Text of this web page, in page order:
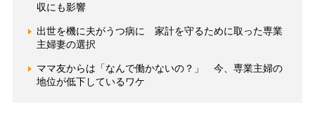
収にも影響
出世を機に夫がうつ病に 家計を守るために取った専業
主婦妻の選択
ママ友からは「なんで働かないの？」 今、専業主婦の
地位が低下しているワケ